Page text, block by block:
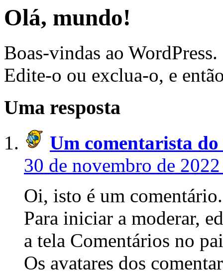
Olá, mundo!
Boas-vindas ao
Edite-o ou exclua-o, e
Uma resposta
Um comentarista
30 de novembro de
Oi, isto é um comentário.
Para iniciar a moderar,
a tela Comentários no
Os avatares dos